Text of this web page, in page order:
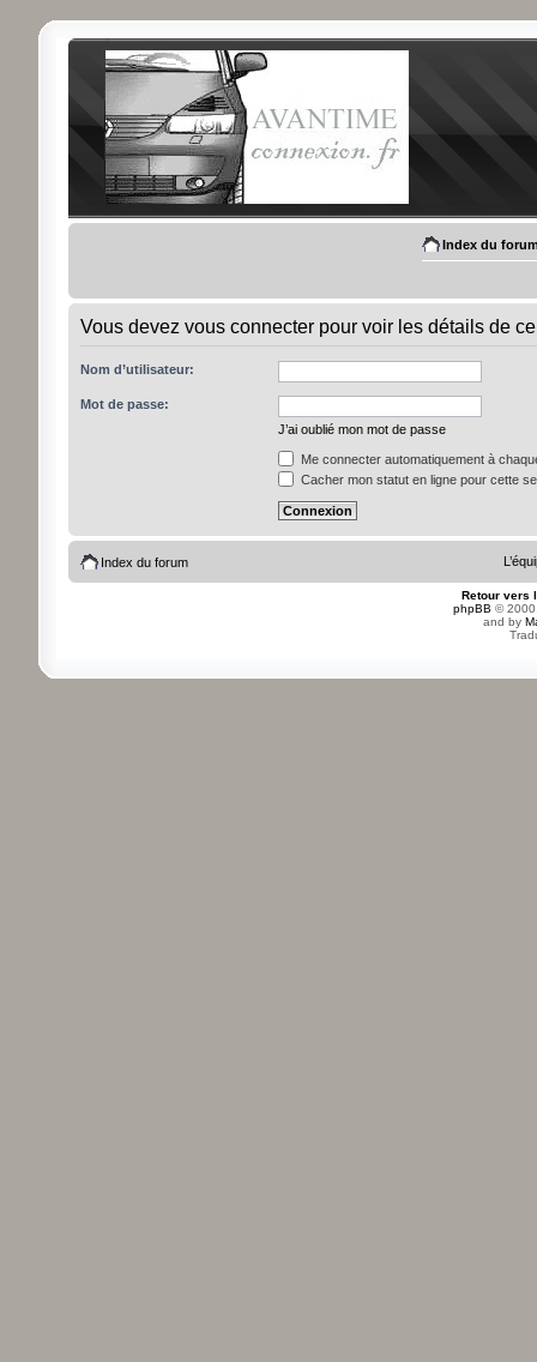
Index du
Vous devez vous connecter pour voir les détails de
Nom d’utilisateur:
Mot de passe:
J’ai oublié mon mot de passe
Me connecter automatiquement à
Cacher mon statut en ligne pour cette
Index du forum
Retour vers
phpBB ©
and by